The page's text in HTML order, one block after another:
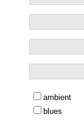
ambient
blues